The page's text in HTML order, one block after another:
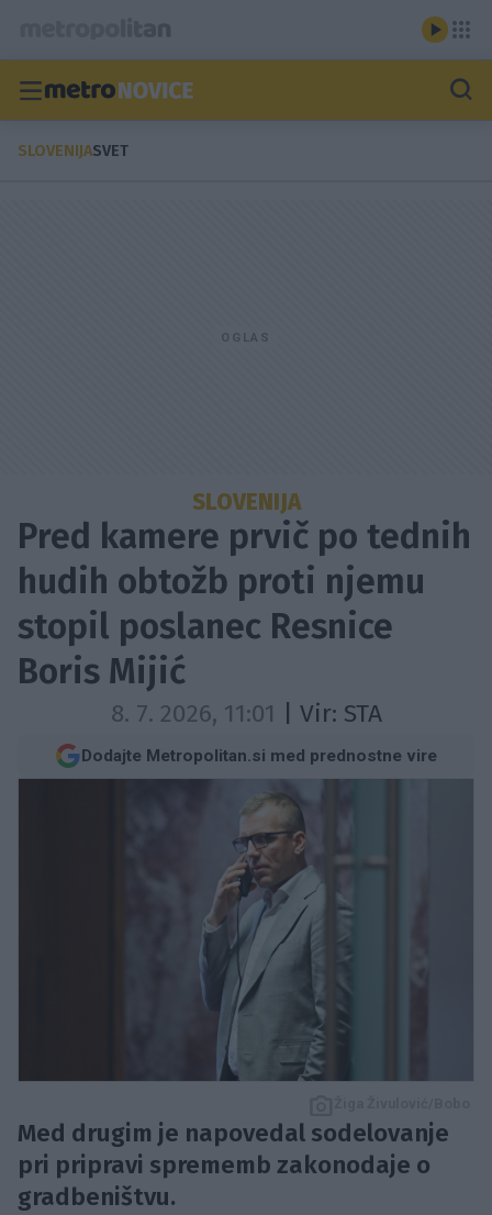
SLOVENIJASVET
SLOVENIJA
Pred kamere prvič po tednih
hudih obtožb proti njemu
stopil poslanec Resnice
Boris Mijić
8. 7. 2026, 11:01 | Vir: STA
Dodajte Metropolitan.si med prednostne vire
Med drugim je napovedal sodelovanje
pri pripravi sprememb zakonodaje o
gradbeništvu.